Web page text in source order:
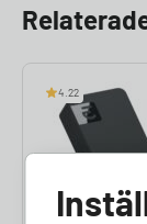
4.22